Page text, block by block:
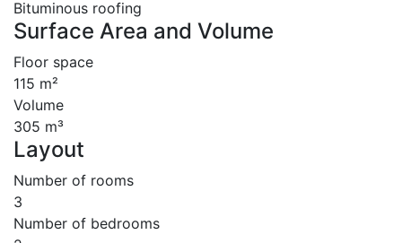
Bituminous roofing
Surface Area and Volume
Floor space
115 m²
Volume
305 m³
Layout
Number of rooms
3
Number of bedrooms